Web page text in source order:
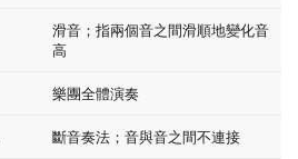
滑音；指兩個音之間滑順地變化音
高
樂團全體演奏
斷音奏法；音與音之間不連接